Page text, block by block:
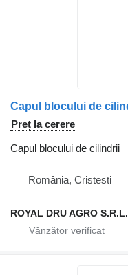
Preț la cerere
Capul blocului de cilindrii
România, Cristesti
ROYAL DRU AGRO S.R.L.